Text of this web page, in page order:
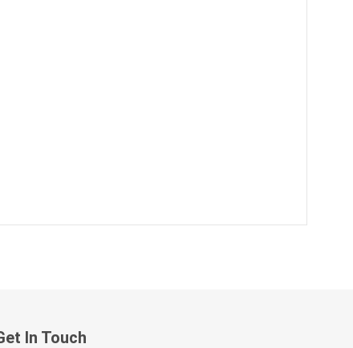
In Touch